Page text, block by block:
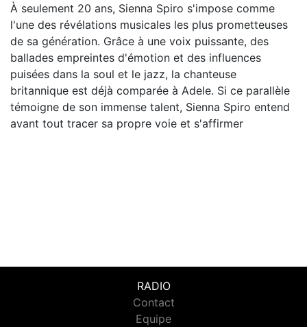
À seulement 20 ans, Sienna Spiro s'impose comme
l'une des révélations musicales les plus prometteuses
de sa génération. Grâce à une voix puissante, des
ballades empreintes d'émotion et des influences
puisées dans la soul et le jazz, la chanteuse
britannique est déjà comparée à Adele. Si ce parallèle
témoigne de son immense talent, Sienna Spiro entend
avant tout tracer sa propre voie et s'affirmer
RADIO
Contact
Equipe